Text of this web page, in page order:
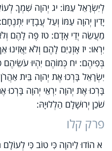
לְיִשְׂרָאֵל עַמּוֹ: יג יְהוָה שִׁמְךָ
יָדִין יְהוָה עַמּוֹ וְעַל עֲבָדָיו
מַעֲשֵׂה יְדֵי אָדָם: טז פֶּה לָהֶם
יִרְאוּ: יז אָזְנַיִם לָהֶם וְלֹא יַאֲזִינוּ
בְּפִיהֶם: יח כְּמוֹהֶם יִהְיוּ
יִשְׂרָאֵל בָּרְכוּ אֶת יְהוָה בֵּית
בָּרְכוּ אֶת יְהוָה יִרְאֵי יְהוָה בָּרְכוּ
שֹׁכֵן יְרוּשָׁלִָם הַלְלוּיָהּ:
פרק קלו
א הוֹדוּ לַיהוָה כִּי טוֹב כִּי